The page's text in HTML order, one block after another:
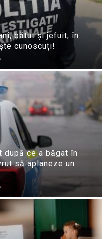
bătut și jefuit, în
cunoscuți!
după ce a băgat în
să aplaneze un